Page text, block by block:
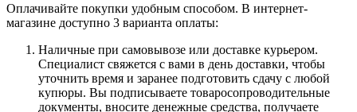
Оплачивайте покупки удобным способом. В интернет-
магазине доступно 3 варианта оплаты:
Наличные при самовывозе или доставке курьером.
Специалист свяжется с вами в день доставки, чтобы
уточнить время и заранее подготовить сдачу с любой
купюры. Вы подписываете товаросопроводительные
документы, вносите денежные средства, получаете